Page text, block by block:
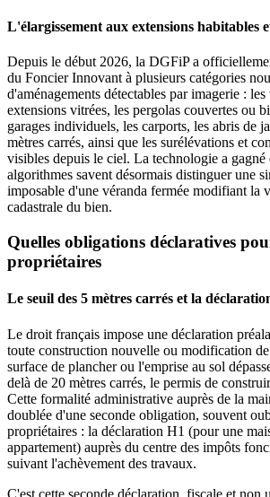
L'élargissement aux extensions habitables
Depuis le début 2026, la DGFiP a
du Foncier Innovant à plusieurs catégories
d'aménagements détectables par imagerie : les
extensions vitrées, les pergolas couvertes ou
garages individuels, les carports, les abris de
mètres carrés, ainsi que les surélévations et
visibles depuis le ciel. La technologie a gagné
algorithmes savent désormais distinguer une
imposable d'une véranda fermée modifiant la
cadastrale du bien.
Quelles obligations déclaratives
propriétaires
Le seuil des 5 mètres carrés et la
Le droit français impose une déclaration
toute construction nouvelle ou modification
surface de plancher ou l'emprise au sol
delà de 20 mètres carrés, le permis de
Cette formalité administrative auprès de la
doublée d'une seconde obligation, souvent
propriétaires : la déclaration H1 (pour une
appartement) auprès du centre des impôts
suivant l'achèvement des travaux.
C'est cette seconde déclaration, fiscale et non